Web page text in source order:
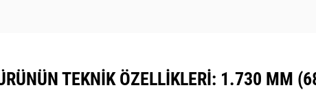
TEKNIK ÖZELLIKLERI: 1.730 MM